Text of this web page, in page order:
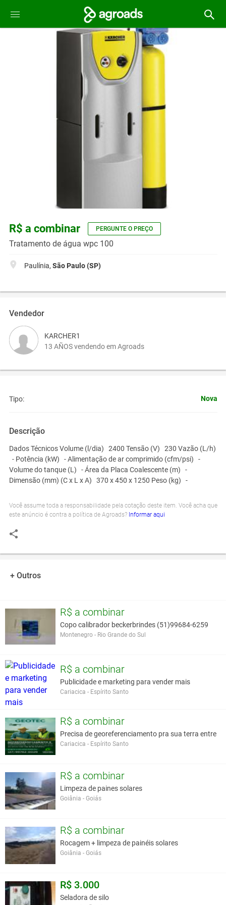
R$ a combinar PERGUNTE O PREÇO
Tratamento de água wpc 100
Paulínia, São Paulo (SP)
Vendedor
KARCHER1
13 AÑOS vendendo em Agroads
Tipo: Nova
Descrição
Dados Técnicos Volume (l/dia) 2400 Tensão (V) 230 Vazão (L/h)
- Potência (kW) -Alimentação de ar comprimido (cfm/psi) -
Volume do tanque (L) -Área da Placa Coalescente (m) -
Dimensão (mm) (C x L x A) 370 x 450 x 1250 Peso (kg) -
Você assume toda a responsabilidade pela cotação deste item. Você acha que
este anúncio é contra a política de Agroads? Informar aqui
+ Outros
R$ a combinar
Copo calibrador beckerbrindes (51)99684-6259
Montenegro - Rio Grande do Sul
R$ a combinar
Publicidade e marketing para vender mais
Cariacica - Espírito Santo
R$ a combinar
Precisa de georeferenciamento pra sua terra entre
Cariacica - Espírito Santo
R$ a combinar
Limpeza de paines solares
Goiânia - Goiás
R$ a combinar
Rocagem + limpeza de painéis solares
Goiânia - Goiás
R$ 3.000
Seladora de silo